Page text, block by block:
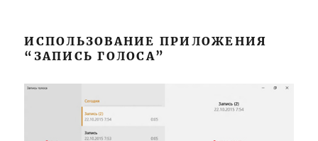
ИСПОЛЬЗОВАНИЕ ПРИЛОЖЕНИЯ
“ЗАПИСЬ ГОЛОСА”